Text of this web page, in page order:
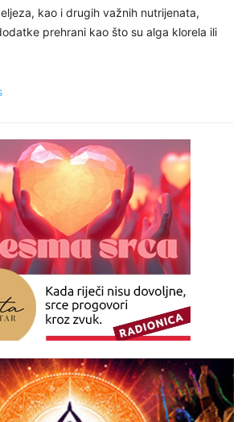
kao i drugih važnih nutrijenata,
prehrani kao što su alga klorela ili